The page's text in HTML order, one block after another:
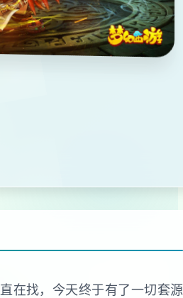
在找，今天终于有了一切套源